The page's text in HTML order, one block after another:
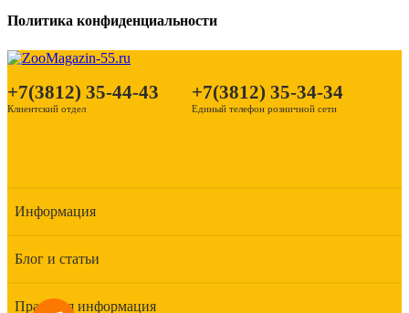
Политика конфиденциальности
Информация
Блог и статьи
Правовая информация
+7(3812) 35-44-43
Клиентский отдел
+7(3812) 35-34-34
Единый телефон розничной сети